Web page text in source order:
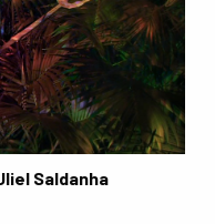
Saldanha